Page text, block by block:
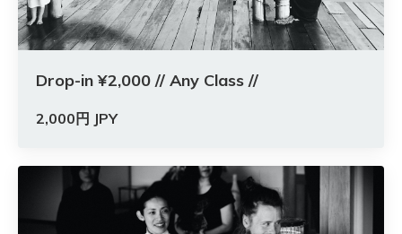
Drop-in ¥2,000 // Any Class //
2,000円 JPY